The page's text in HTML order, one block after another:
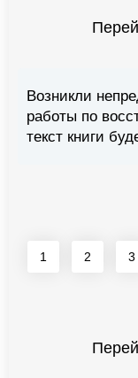
Возникли
работы по
текст книги
1 2 3